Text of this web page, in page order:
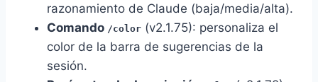
razonamiento de Claude (baja/media/alta).
Comando /color (v2.1.75): personaliza el
color de la barra de sugerencias de la
sesión.